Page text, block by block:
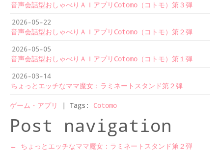
音声会話型おしゃべりＡＩアプリCotomo（コトモ）第３弾
2026-05-22
音声会話型おしゃべりＡＩアプリCotomo（コトモ）第２弾
2026-05-05
音声会話型おしゃべりＡＩアプリCotomo（コトモ）第１弾
2026-03-14
ちょっとエッチなママ魔女：ラミネートスタンド第２弾
ゲーム・アプリ | Tags: Cotomo
Post navigation
← ちょっとエッチなママ魔女：ラミネートスタンド第２弾